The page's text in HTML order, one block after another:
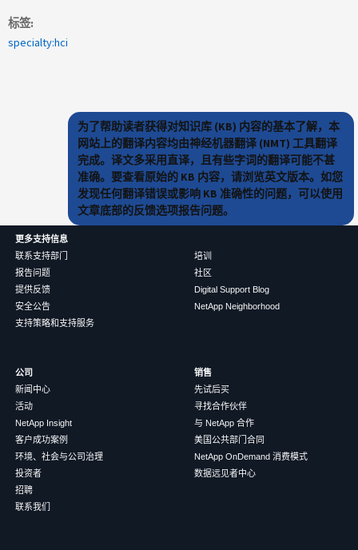
标签
specialty:hci
为了帮助读者获得对知识库 (KB) 内容的基本了解，本
网站上的翻译内容均由神经机器翻译 (NMT) 工具翻译
完成。译文多采用直译，且有些字词的翻译可能不甚
准确。要查看原始的 KB 内容，请浏览英文版本。如您
发现任何翻译错误或影响 KB 准确性的问题，可以使用
文章底部的反馈选项报告问题。
更多支持信息
联系支持部门
报告问题
提供反馈
安全公告
支持策略和支持服务
培训
社区
Digital Support Blog
NetApp Neighborhood
公司
新闻中心
活动
NetApp Insight
客户成功案例
环境、社会与公司治理
投资者
招聘
联系我们
销售
先试后买
寻找合作伙伴
与 NetApp 合作
美国公共部门合同
NetApp OnDemand 消费模式
数据远见者中心